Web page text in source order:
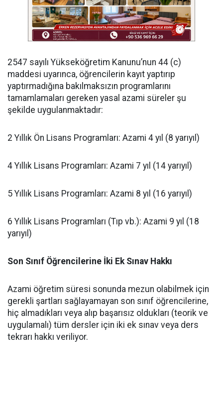
​2547 sayılı Yükseköğretim Kanunu’nun 44 (c)
maddesi uyarınca, öğrencilerin kayıt yaptırıp
yaptırmadığına bakılmaksızın programlarını
tamamlamaları gereken yasal azami süreler şu
şekilde uygulanmaktadır:
​2 Yıllık Ön Lisans Programları: Azami 4 yıl (8 yarıyıl)
​4 Yıllık Lisans Programları: Azami 7 yıl (14 yarıyıl)
​5 Yıllık Lisans Programları: Azami 8 yıl (16 yarıyıl)
​6 Yıllık Lisans Programları (Tıp vb.): Azami 9 yıl (18
yarıyıl)
Son Sınıf Öğrencilerine İki Ek Sınav Hakkı
​Azami öğretim süresi sonunda mezun olabilmek için
gerekli şartları sağlayamayan son sınıf öğrencilerine,
hiç almadıkları veya alıp başarısız oldukları (teorik ve
uygulamalı) tüm dersler için iki ek sınav veya ders
tekrarı hakkı veriliyor.